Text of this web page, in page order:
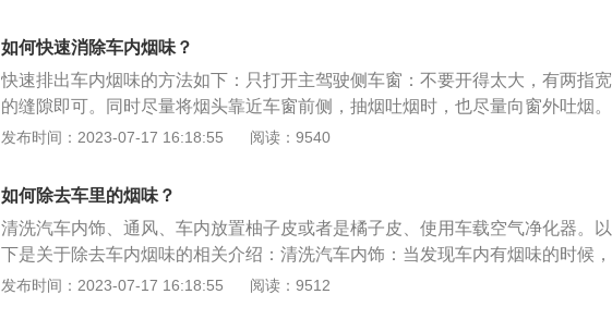
味源。3、定期清洗内饰：定期清洗经常接触的坐垫、脚垫和靠背等，养成良好
的用车习惯。4、车载空气净化器：价格相对较为昂贵，可以使车内人员保持呼
吸到清新的空气，不过冬天可能比较冷，建议停车后净化一段时间。5、车辆内
外循环：很多人开车，基本不去注意这两个功能，其实车辆设计过程中已经考虑
到抽烟等环境，这种情况下，只要开启一段时间的外循环，就可以把车内的空气
在室外空旷场所抽烟，车内几乎是一个密闭的空间。尤其在夏天的时候，很多司
机都喜欢开着空调在车内抽烟。吸烟所产生的焦油等有害物质短时间难以散去，
久而久之就会熏黄车顶，附着在内饰的皮革饰板上面，加速这些材质的老化。
害气体。根据调查，在密闭车内抽烟，一氧化碳的浓度会高达正常值的30倍以
如何快速消除车内烟味？
快速排出车内烟味的方法如下：只打开主驾驶侧车窗：不要开得太大，有两指宽
的缝隙即可。同时尽量将烟头靠近车窗前侧，抽烟吐烟时，也尽量向窗外吐烟。
这样车内不会形成对流，外侧的风会先从前窗的后半部分进入车内，再从前窗前
空气流动，烟味会向车内四散。开启天窗：关闭四个车窗的情况下，可以开启天
窗，保持后仰模式，也可以快速排出烟味。
发布时间：2023-07-17 16:18:55 阅读：9540
如何除去车里的烟味？
清洗汽车内饰、通风、车内放置柚子皮或者是橘子皮、使用车载空气净化器。以
下是关于除去车内烟味的相关介绍：清洗汽车内饰：当发现车内有烟味的时候，
可以清洗车辆内饰。可以将毛巾在盛有汽车内饰清洁剂的桶里浸湿，然后再对汽
发布时间：2023-07-17 16:18:55 阅读：9512